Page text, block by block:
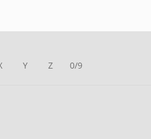
Y Z 0/9